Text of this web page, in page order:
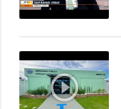
play_circle_outline